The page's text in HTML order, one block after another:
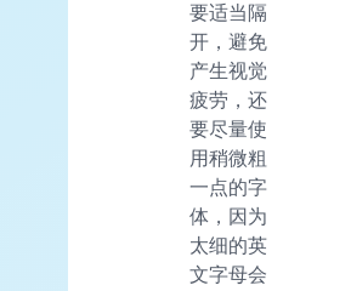
要适当隔
开，避免
产生视觉
疲劳，还
要尽量使
用稍微粗
一点的字
体，因为
太细的英
文字母会